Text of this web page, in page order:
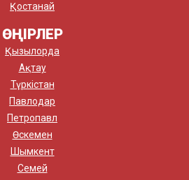
Қостанай
ӨҢІРЛЕР
Қызылорда
Ақтау
Түркістан
Павлодар
Петропавл
Өскемен
Шымкент
Семей